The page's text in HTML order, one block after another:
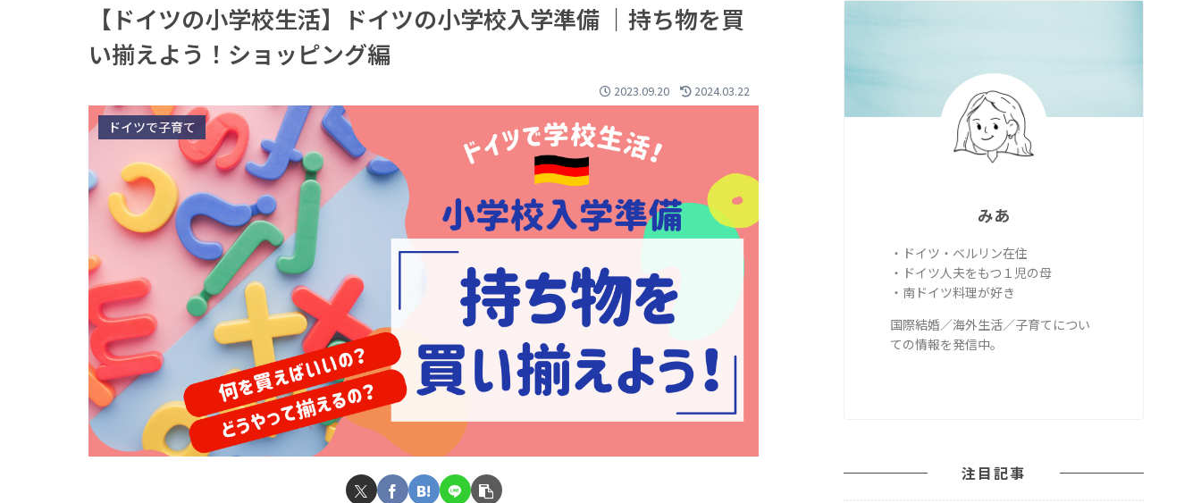
【ドイツの小学校生活】ドイツの小学校入学準備 ｜持ち物を買
い揃えよう！ショッピング編
2023.09.20 2024.03.22
ドイツで子育て
みあ
・ドイツ・ベルリン在住
・ドイツ人夫をもつ１児の母
・南ドイツ料理が好き
国際結婚／海外生活／子育てについ
ての情報を発信中。
注目記事